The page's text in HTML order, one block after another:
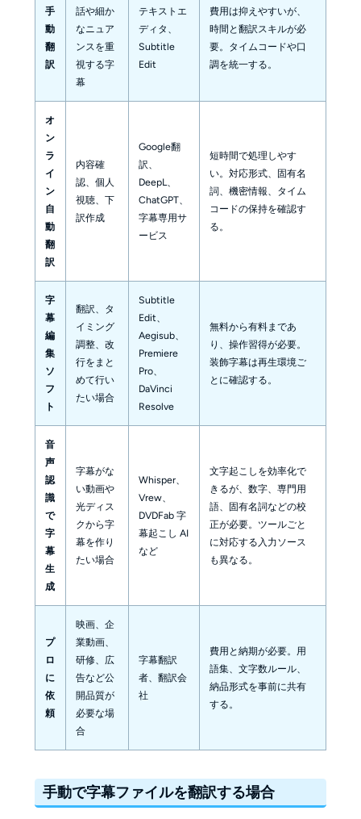
手
動
翻
訳
話や細か
なニュア
ンスを重
視する字
幕
テキストエ
ディタ、
Subtitle
Edit
費用は抑えやすいが、
時間と翻訳スキルが必
要。タイムコードや口
調を統一する。
オ
ン
ラ
イ
ン
自
動
翻
訳
内容確
認、個人
視聴、下
訳作成
Google翻
訳、
DeepL、
ChatGPT、
字幕専用サ
ービス
短時間で処理しやす
い。対応形式、固有名
詞、機密情報、タイム
コードの保持を確認す
る。
字
幕
編
集
ソ
フ
ト
翻訳、タ
イミング
調整、改
行をまと
めて行い
たい場合
Subtitle
Edit、
Aegisub、
Premiere
Pro、
DaVinci
Resolve
無料から有料まであ
り、操作習得が必要。
装飾字幕は再生環境ご
とに確認する。
音
声
認
識
で
字
幕
生
成
字幕がな
い動画や
光ディス
クから字
幕を作り
たい場合
Whisper、
Vrew、
DVDFab 字
幕起こし AI
など
文字起こしを効率化で
きるが、数字、専門用
語、固有名詞などの校
正が必要。ツールごと
に対応する入力ソース
も異なる。
プ
ロ
に
依
頼
映画、企
業動画、
研修、広
告など公
開品質が
必要な場
合
字幕翻訳
者、翻訳会
社
費用と納期が必要。用
語集、文字数ルール、
納品形式を事前に共有
する。
手動で字幕ファイルを翻訳する場合